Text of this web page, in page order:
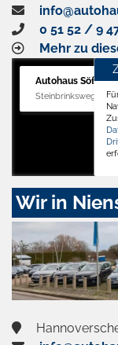
0 51 52 / 9
Mehr zu
Autohaus Söffker
Steinbrinksweg 12,
Wir in